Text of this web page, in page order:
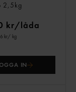
2,5kg
kr/låda
kr/ kg
IN